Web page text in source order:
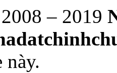
– 2019
này.